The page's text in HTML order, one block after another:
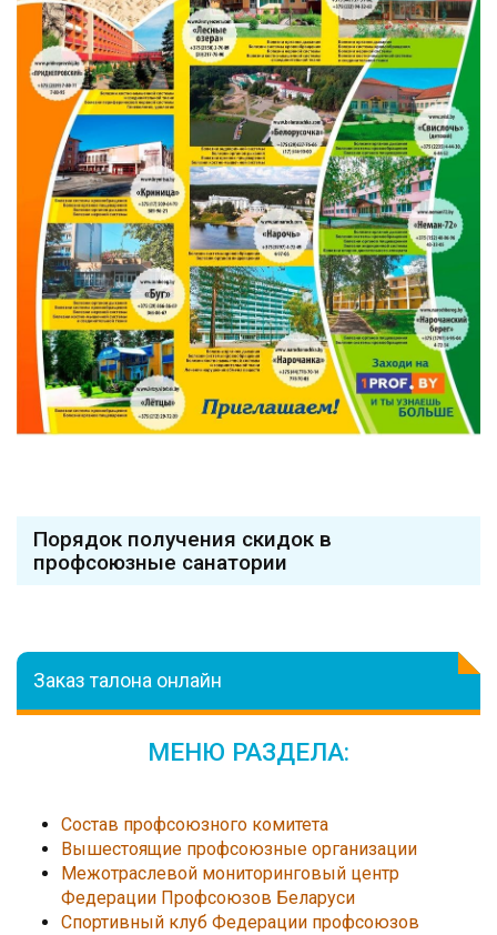
Порядок получения скидок в
профсоюзные санатории
Заказ талона онлайн
МЕНЮ РАЗДЕЛА:
Состав профсоюзного комитета
Вышестоящие профсоюзные организации
Межотраслевой мониторинговый центр
Федерации Профсоюзов Беларуси
Спортивный клуб Федерации профсоюзов